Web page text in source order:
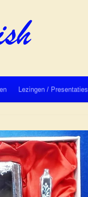
Lezingen / Presentaties